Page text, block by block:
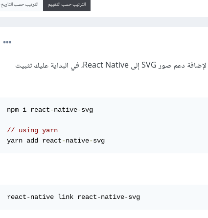
الترتيب حسب التقييم الترتيب حسب التاريخ
لإضافة دعم صور SVG إلى React Native، في البداية عليك تثبيت
npm i react-native-svg
// using yarn
yarn add react-native-svg
react-native link react-native-svg